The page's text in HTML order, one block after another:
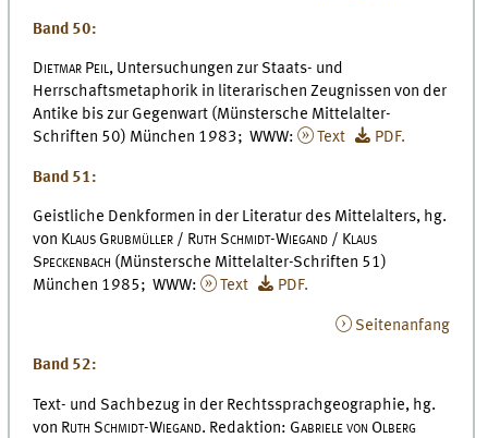
Band 50:
Dietmar Peil, Untersuchungen zur Staats- und
Herrschaftsmetaphorik in literarischen Zeugnissen von der
Antike bis zur Gegenwart (Münstersche Mittelalter-
Schriften 50) München 1983; WWW:
Text PDF.
Band 51:
Geistliche Denkformen in der Literatur des Mittelalters, hg.
von Klaus Grubmüller / Ruth Schmidt-Wiegand / Klaus
Speckenbach (Münstersche Mittelalter-Schriften 51)
München 1985; WWW:
Text PDF.
Seitenanfang
Band 52:
Text- und Sachbezug in der Rechtssprachgeographie, hg.
von Ruth Schmidt-Wiegand. Redaktion: Gabriele von Olberg